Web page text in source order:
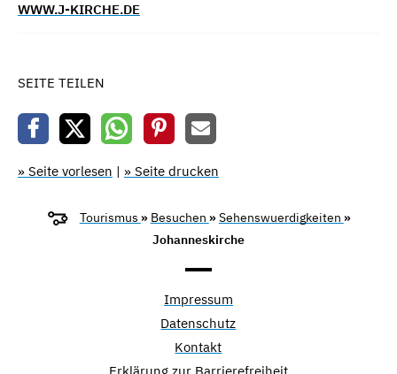
WWW.J-KIRCHE.DE
SEITE TEILEN
» Seite vorlesen | » Seite drucken
Tourismus » Besuchen »Sehenswuerdigkeiten »
Johanneskirche
Impressum
Datenschutz
Kontakt